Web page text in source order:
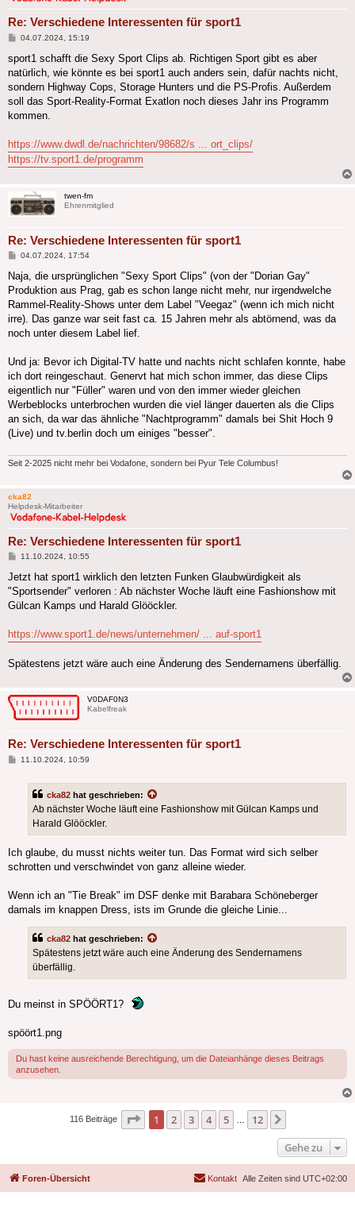
Re: Verschiedene Interessenten für sport1
Beitrag
04.07.2024, 15:19
sport1 schafft die Sexy Sport Clips ab. Richtigen Sport gibt es aber
natürlich, wie könnte es bei sport1 auch anders sein, dafür nachts nicht,
sondern Highway Cops, Storage Hunters und die PS-Profis. Außerdem
soll das Sport-Reality-Format Exatlon noch dieses Jahr ins Programm
kommen.
https://www.dwdl.de/nachrichten/98682/s ... ort_clips/
https://tv.sport1.de/programm
twen-fm
Ehrenmitglied
Re: Verschiedene Interessenten für sport1
Beitrag
04.07.2024, 17:54
Naja, die ursprünglichen "Sexy Sport Clips" (von der "Dorian Gay"
Produktion aus Prag, gab es schon lange nicht mehr, nur irgendwelche
Rammel-Reality-Shows unter dem Label "Veegaz" (wenn ich mich nicht
irre). Das ganze war seit fast ca. 15 Jahren mehr als abtörnend, was da
noch unter diesem Label lief.
Und ja: Bevor ich Digital-TV hatte und nachts nicht schlafen konnte, habe
ich dort reingeschaut. Genervt hat mich schon immer, das diese Clips
eigentlich nur "Füller" waren und von den immer wieder gleichen
Werbeblocks unterbrochen wurden die viel länger dauerten als die Clips
an sich, da war das ähnliche "Nachtprogramm" damals bei Shit Hoch 9
(Live) und tv.berlin doch um einiges "besser".
Seit 2-2025 nicht mehr bei Vodafone, sondern bei Pyur Tele Columbus!
cka82
Helpdesk-Mitarbeiter
Re: Verschiedene Interessenten für sport1
Beitrag
11.10.2024, 10:55
Jetzt hat sport1 wirklich den letzten Funken Glaubwürdigkeit als
"Sportsender" verloren : Ab nächster Woche läuft eine Fashionshow mit
Gülcan Kamps und Harald Glööckler.
https://www.sport1.de/news/unternehmen/ ... auf-sport1
Spätestens jetzt wäre auch eine Änderung des Sendernamens überfällig.
V0DAF0N3
Kabelfreak
Re: Verschiedene Interessenten für sport1
Beitrag
11.10.2024, 10:59
cka82 hat geschrieben:
Ab nächster Woche läuft eine Fashionshow mit Gülcan Kamps und
Harald Glööckler.
Ich glaube, du musst nichts weiter tun. Das Format wird sich selber
schrotten und verschwindet von ganz alleine wieder.
Wenn ich an "Tie Break" im DSF denke mit Barabara Schöneberger
damals im knappen Dress, ists im Grunde die gleiche Linie...
cka82 hat geschrieben:
Spätestens jetzt wäre auch eine Änderung des Sendernamens
überfällig.
Du meinst in SPÖÖRT1?
spöört1.png
Du hast keine ausreichende Berechtigung, um die Dateianhänge dieses Beitrags
anzusehen.
116 Beiträge Seite 1von 12
1 2 3 4 5 12
Gehe zu
Foren-Übersicht Alle Zeiten sind UTC+02:00
Kontakt